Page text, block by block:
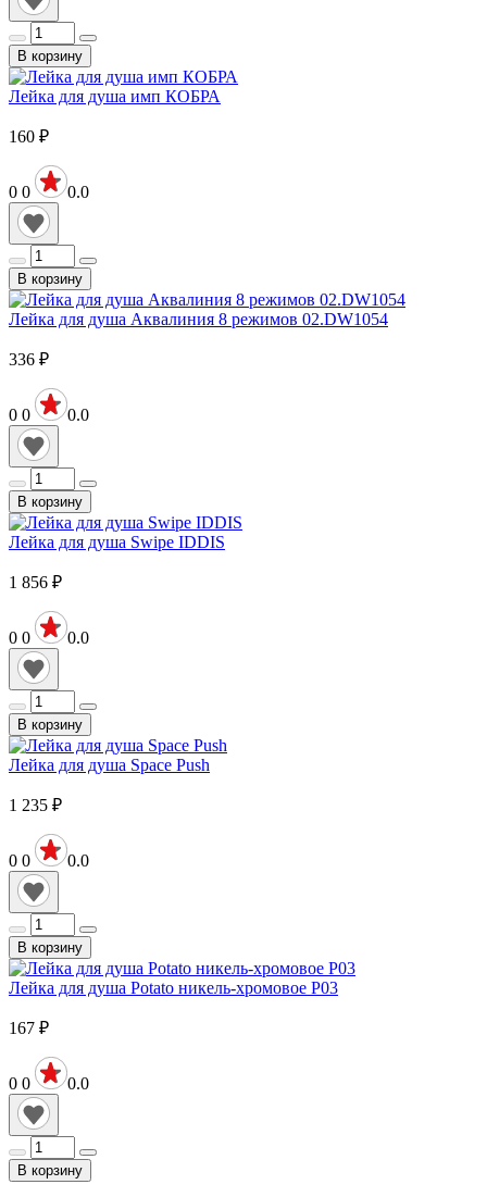
В корзину
Лейка для душа имп КОБРА
160 ₽
0 0 0.0
В корзину
Лейка для душа Аквалиния 8 режимов 02.DW1054
336 ₽
0 0 0.0
В корзину
Лейка для душа Swipe IDDIS
1 856 ₽
0 0 0.0
В корзину
Лейка для душа Space Push
1 235 ₽
0 0 0.0
В корзину
Лейка для душа Potato никель-хромовое P03
167 ₽
0 0 0.0
В корзину